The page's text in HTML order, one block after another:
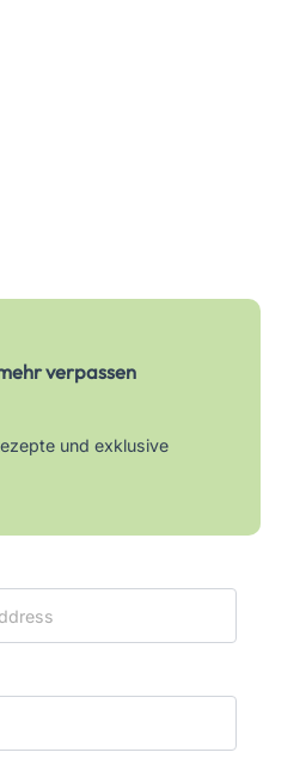
verpassen
und exklusive